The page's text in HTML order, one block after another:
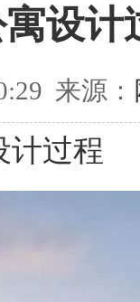
设计
来源：
计过程